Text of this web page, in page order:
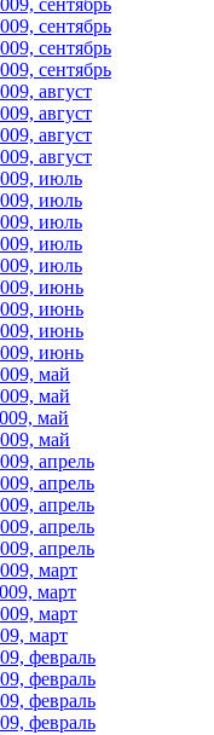
сентябрь
сентябрь
сентябрь
август
август
август
август
июль
июль
июль
июль
июль
июнь
июнь
июнь
июнь
май
май
май
май
апрель
апрель
апрель
апрель
апрель
март
март
март
март
февраль
февраль
февраль
февраль